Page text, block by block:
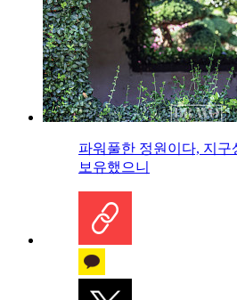
파워풀한 정원이다, 지구
보유했으니